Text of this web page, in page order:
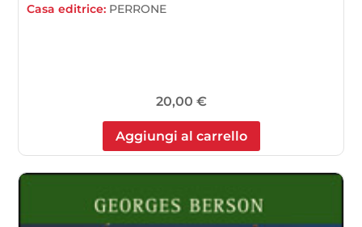
Casa editrice: PERRONE
20,00 €
Aggiungi al carrello